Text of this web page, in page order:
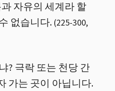
자유의 세계라 할
없습니다. (225-300,
? 극락 또는 천당 간
가는 곳이 아닙니다.